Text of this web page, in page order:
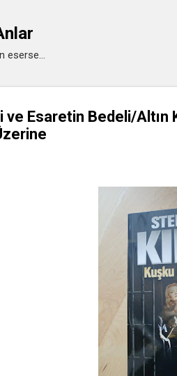
eserse...
Esaretin Bedeli/Altın